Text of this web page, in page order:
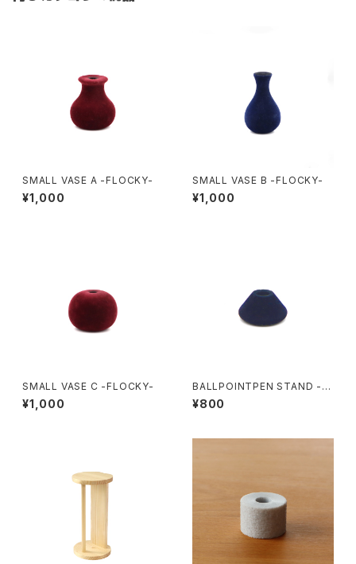
SMALL VASE A -FLOCKY-
¥1,000
SMALL VASE B -FLOCKY-
¥1,000
SMALL VASE C -FLOCKY-
¥1,000
BALLPOINTPEN STAND -F
LOCKY-
¥800